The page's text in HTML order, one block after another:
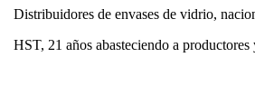
$2.774.016
Distribuidores de envases de vidrio,
HST, 21 años abasteciendo a productores